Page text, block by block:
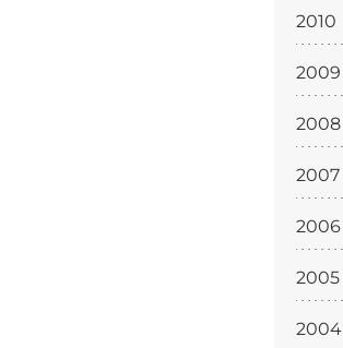
2010
2009
2008
2007
2006
2005
2004